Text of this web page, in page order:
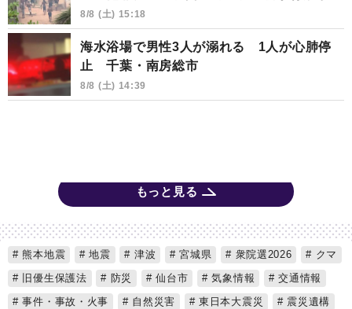
8/8 (土) 15:18
海水浴場で男性3人が溺れる 1人が心肺停
止 千葉・南房総市
8/8 (土) 14:39
もっと見る
熊本地震 地震 津波 宮城県 衆院選2026
クマ
旧優生保護法
防災 仙台市 気象情報
交通情報
事件・事故・火事
自然災害 東日本大震災
震災遺構